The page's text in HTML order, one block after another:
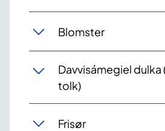
Blomster
Davvisámegiel dulka
tolk)
Frisør